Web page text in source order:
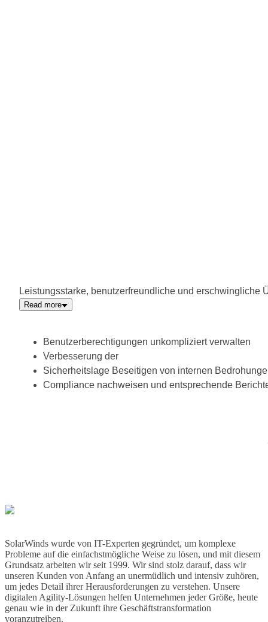
Leistungsstarke, benutzerfreundliche und
Read more
Benutzerberechtigungen unkompliziert verwalten
Verbesserung der
Sicherheitslage Beseitigen von internen
Compliance nachweisen und entsprechende
SolarWinds wurde von IT-Experten gegründet, um komplexe
Probleme auf die einfachstmögliche Weise zu lösen, und mit diesem
Grundsatz arbeiten wir seit 1999. Wir sind stolz darauf, dass wir
unseren Kunden von Anfang an unermüdlich und intensiv zuhören,
um jedes Detail ihrer Herausforderungen zu verstehen. Unsere
digitalen Agility-Lösungen helfen Unternehmen jeder Größe, heute
genau wie in der Zukunft ihre Geschäftstransformation
voranzutreiben.